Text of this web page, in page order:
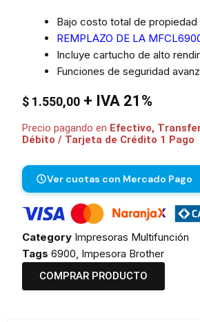
Bajo costo total de propiedad
REMPLAZO DE LA
Incluye cartucho de alto
Funciones de seguridad
$ 1.550,00 + IVA 21%
Precio pagando en Efectivo,
Débito / Tarjeta de Crédito 1 Pago
Ver cuotas con Mercado Pago
Category Impresoras Multifunción
Tags 6900, Impesora Brother
COMPRAR PRODUCTO